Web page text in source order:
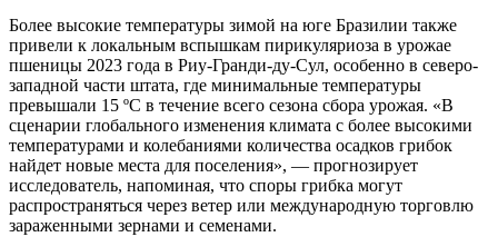
Более высокие температуры зимой на юге Бразилии также
привели к локальным вспышкам пирикуляриоза в урожае
пшеницы 2023 года в Риу-Гранди-ду-Сул, особенно в северо-
западной части штата, где минимальные температуры
превышали 15 ºC в течение всего сезона сбора урожая. «В
сценарии глобального изменения климата с более высокими
температурами и колебаниями количества осадков грибок
найдет новые места для поселения», — прогнозирует
исследователь, напоминая, что споры грибка могут
распространяться через ветер или международную торговлю
зараженными зернами и семенами.